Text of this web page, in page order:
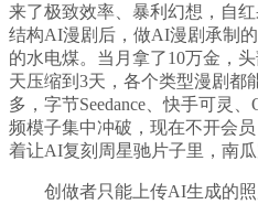
来了极致效率、暴利幻想，自
结构AI漫剧后，做AI漫剧承制
的水电煤。当月拿了10万金，
天压缩到3天，各个类型漫剧都
多，字节Seedance、快手可灵
频模子集中冲破，现在不开会
着让AI复刻周星驰片子里，南
创做者只能上传AI生成的照